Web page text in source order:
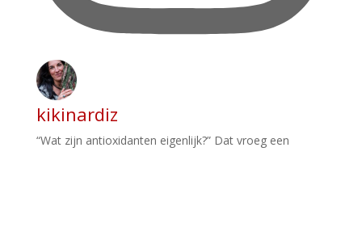
kikinardiz
“Wat zijn antioxidanten eigenlijk?” Dat vroeg een